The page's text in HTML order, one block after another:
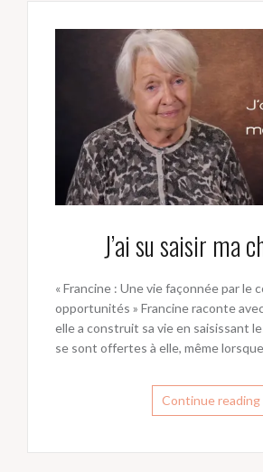
J’ai su saisir ma
« Francine : Une vie façonnée par le
opportunités » Francine raconte
elle a construit sa vie en saisissant
se sont offertes à elle, même
Continue reading